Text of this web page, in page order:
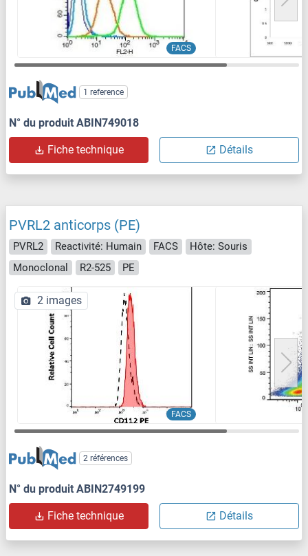
FACS
1 reference
N° du produit ABIN749018
Fiche technique Détails
PVRL2 anticorps (PE)
PVRL2 Reactivité: Humain FACS
Hôte: Souris
Monoclonal
R2-525 PE
FACS
2 images
2 références
N° du produit ABIN2749199
Fiche technique Détails